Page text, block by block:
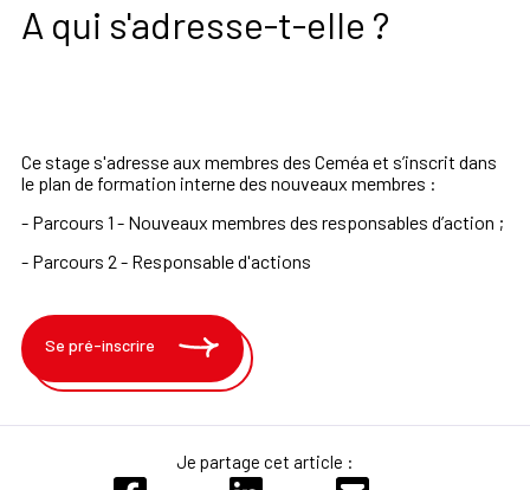
A qui s'adresse-t-elle ?
Ce stage s'adresse aux membres des Ceméa et s’inscrit dans
le plan de formation interne des nouveaux membres :
- Parcours 1 - Nouveaux membres des responsables d’action ;
- Parcours 2 - Responsable d'actions
Se pré-inscrire
Je partage cet article :